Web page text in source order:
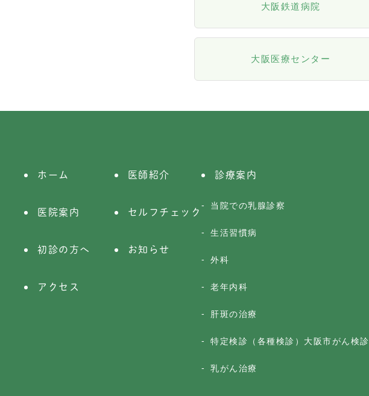
大阪鉄道病院
大阪医療センター
ホーム 医師紹介
医院案内 セルフチェック
初診の方へ お知らせ
アクセス
診療案内
当院での乳腺診察
生活習慣病
外科
老年内科
肝斑の治療
特定検診（各種検診）大阪市がん検診
乳がん治療